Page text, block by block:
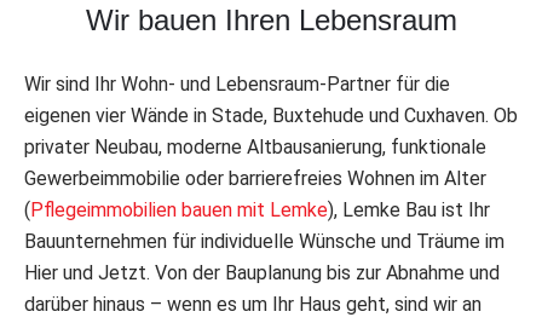
Mehr über Lemke Bau
Wir bauen Ihren Lebensraum
Wir sind Ihr Wohn- und Lebensraum-Partner für die
eigenen vier Wände in Stade, Buxtehude und Cuxhaven. Ob
privater Neubau, moderne Altbausanierung, funktionale
Gewerbeimmobilie oder barrierefreies Wohnen im Alter
(Pflegeimmobilien bauen mit Lemke), Lemke Bau ist Ihr
Bauunternehmen für individuelle Wünsche und Träume im
Hier und Jetzt. Von der Bauplanung bis zur Abnahme und
darüber hinaus – wenn es um Ihr Haus geht, sind wir an